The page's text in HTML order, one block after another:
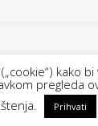
|
WordPress
kako
pregleda
Prihvati